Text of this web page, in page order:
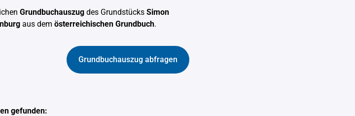
Grundbuchauszug des Grundstücks Simon
aus dem österreichischen Grundbuch.
Grundbuchauszug abfragen
gefunden: